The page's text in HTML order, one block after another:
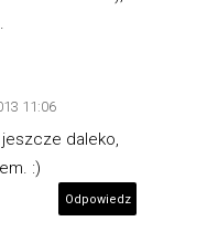
11:06
daleko,
:)
Odpowiedz